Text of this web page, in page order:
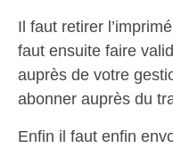
Il faut retirer
faut ensuite faire
auprès de votre
abonner auprès du
Enfin il faut enfin